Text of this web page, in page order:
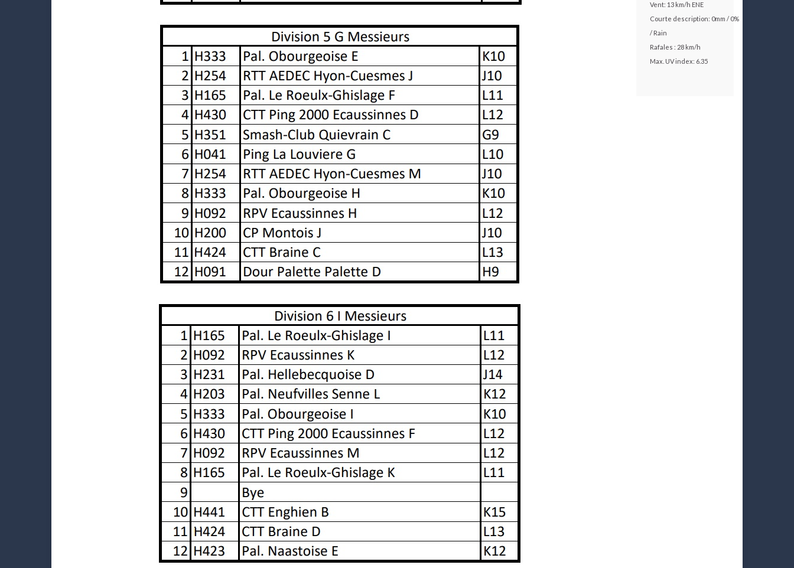
Vent: 13 km/h ENE
Courte description: 0mm / 0%
/ Rain
Rafales : 28 km/h
Max. UV index: 6.35